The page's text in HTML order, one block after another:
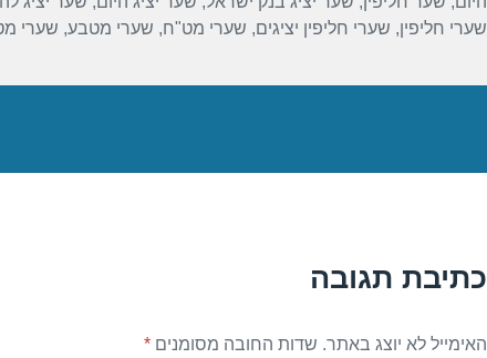
שערי חליפין, שערי חליפין יציגים, שערי מט"ח, שערי מטבע, שערי
כתיבת תגובה
האימייל לא יוצג באתר. שדות החובה מסומנים*